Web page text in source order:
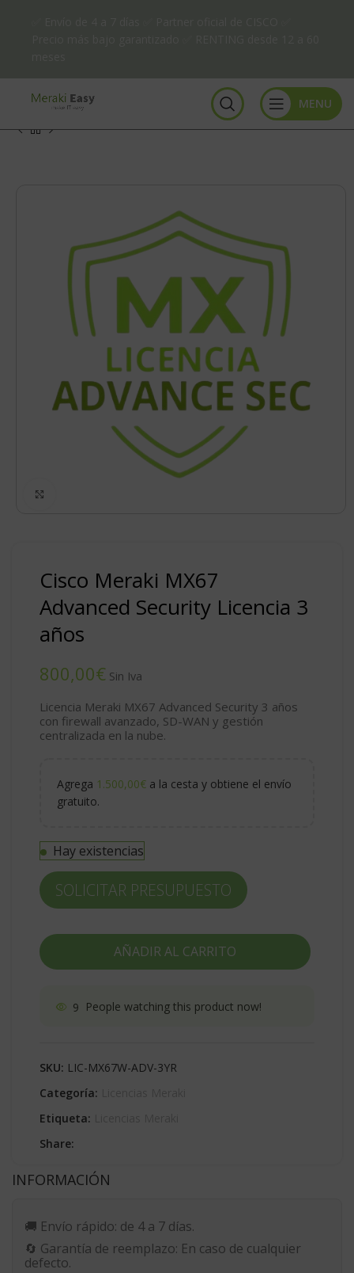
MENU
Cisco Meraki MX67
Advanced Security Licencia 3
años
€
Licencia Meraki MX67 Advanced Security 3 años
con firewall avanzado, SD-WAN y gestión
centralizada en la nube.
Agrega 1.500,00€ a la cesta y obtiene el envío
gratuito.
Hay existencias
AÑADIR AL CARRITO
SOLICITAR PRESUPUESTO
9 People watching this product now!
SKU: LIC-MX67W-ADV-3YR
Categoría:
Etiqueta:
Share:
INFORMACIÓN
🚚 Envío rápido: de 4 a 7 días.
🔄 Garantía de reemplazo: En caso de cualquier
defecto.